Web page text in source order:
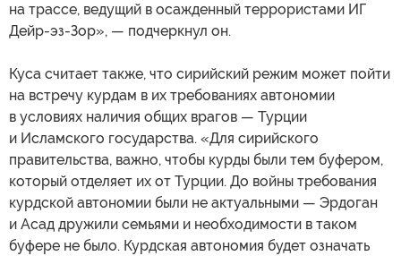
на трассе, ведущий в осажденный террористами ИГ
Дейр-эз-Зор», — подчеркнул он.
Куса считает также, что сирийский режим может пойти
на встречу курдам в их требованиях автономии
в условиях наличия общих врагов — Турции
и Исламского государства. «Для сирийского
правительства, важно, чтобы курды были тем буфером,
который отделяет их от Турции. До войны требования
курдской автономии были не актуальными — Эрдоган
и Асад дружили семьями и необходимости в таком
буфере не было. Курдская автономия будет означать